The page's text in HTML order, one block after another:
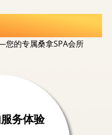
的理由
的专属桑拿SPA会所
务体验